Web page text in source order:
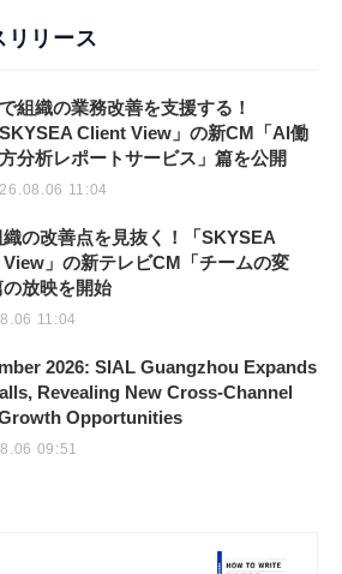
リリース
組織の業務改善を支援する！
SKYSEA Client View」の新CM「AI働
分析レポートサービス」篇を公開
11:04
の改善点を見抜く！「SKYSEA
」の新テレビCM「チームの変
放映を開始
11:04
2026: SIAL Guangzhou Expands
Revealing New Cross-Channel
Opportunities
09:51